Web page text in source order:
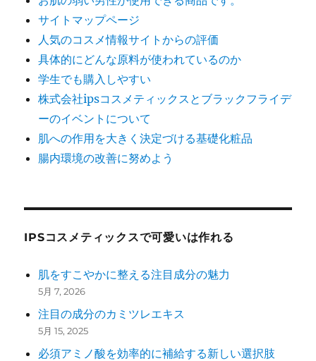
サイトマップページ
人気のコスメ情報サイトからの評価
具体的にどんな原料が使われているのか
学生でも購入しやすい
株式会社ipsコスメティックスとブラックフライデ
ーのイベントについて
肌への作用を大きく決定づける基礎化粧品
腸内環境の改善に努めよう
IPSコスメティックスで可愛いは作れる
肌をすこやかに整える注目成分の魅力
5月 7, 2026
注目の成分のカミツレエキス
5月 15, 2025
必須アミノ酸を効率的に補給する新しい選択肢